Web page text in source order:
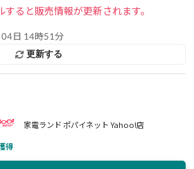
すると販売情報が更新されます。
日 14時51分
更新する
家電ランド ポパイネット Yahoo!店
得